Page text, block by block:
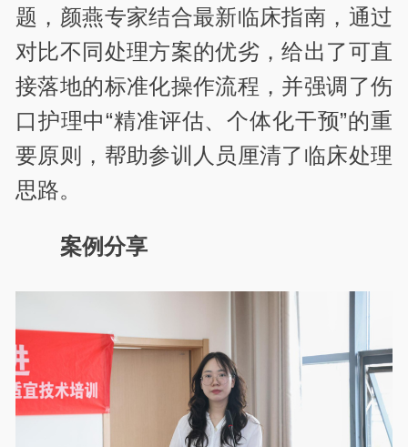
题，颜燕专家结合最新临床指南，通过
对比不同处理方案的优劣，给出了可直
接落地的标准化操作流程，并强调了伤
口护理中“精准评估、个体化干预”的重
要原则，帮助参训人员厘清了临床处理
思路。
案例分享